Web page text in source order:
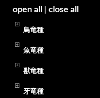
open all close all
鳥竜種
魚竜種
獣竜種
牙竜種